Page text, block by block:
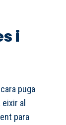
i
puga
al
para